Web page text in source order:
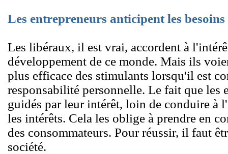
Les entrepreneurs anticipent les
Les libéraux, il est vrai, accordent à
développement de ce monde. Mais ils
plus efficace des stimulants lorsqu'il est
responsabilité personnelle. Le fait que les
guidés par leur intérêt, loin de conduire à
les intérêts. Cela les oblige à prendre en
des consommateurs. Pour réussir, il faut
société.